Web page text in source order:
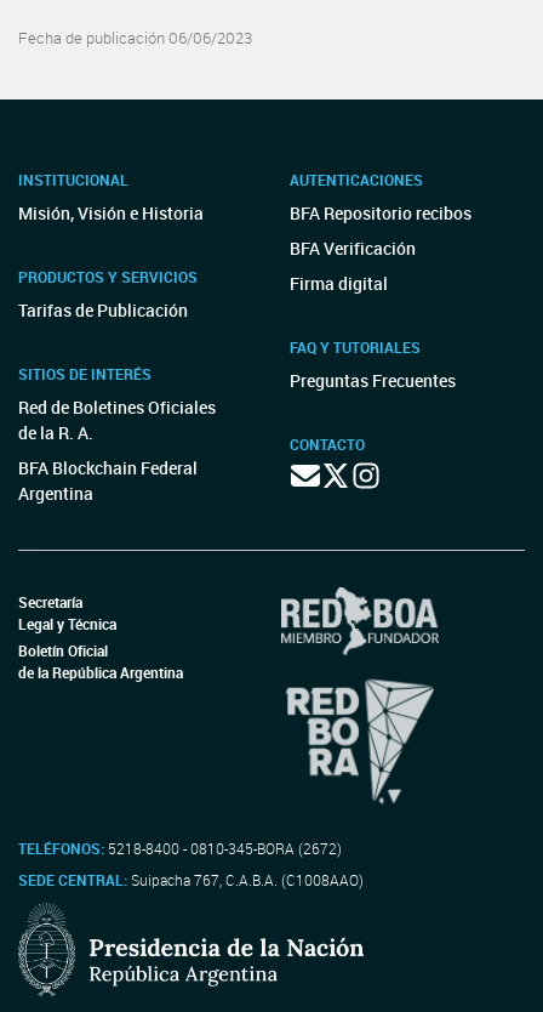
Fecha de publicación 06/06/2023
INSTITUCIONAL
Misión, Visión e Historia
PRODUCTOS Y SERVICIOS
Tarifas de Publicación
SITIOS DE INTERÉS
Red de Boletines Oficiales
de la R. A.
BFA Blockchain Federal
Argentina
AUTENTICACIONES
BFA Repositorio recibos
BFA Verificación
Firma digital
FAQ Y TUTORIALES
Preguntas Frecuentes
CONTACTO
Secretaría
Legal y Técnica
Boletín Oficial
de la República Argentina
TELÉFONOS: 5218-8400 - 0810-345-BORA (2672)
SEDE CENTRAL:Suipacha 767, C.A.B.A. (C1008AAO)